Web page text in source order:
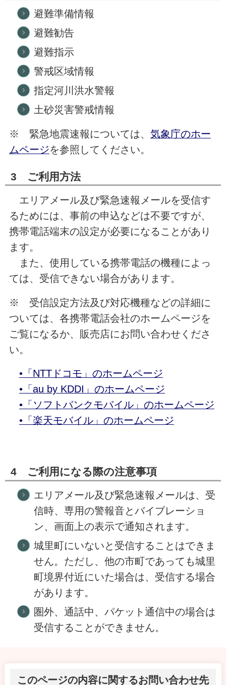
避難準備情報
避難勧告
避難指示
警戒区域情報
指定河川洪水警報
土砂災害警戒情報
※ 緊急地震速報については、 気象庁のホー
ムページを参照してください。
3 ご利用方法
エリアメール及び緊急速報メールを受信す
るためには、事前の申込などは不要ですが、
携帯電話端末の設定が必要になることがあり
ます。
また、使用している携帯電話の機種によっ
ては、受信できない場合があります。
※ 受信設定方法及び対応機種などの詳細に
ついては、各携帯電話会社のホームページを
ご覧になるか、販売店にお問い合わせくださ
い。
•「NTTドコモ」のホームページ
•「au by KDDI」のホームページ
•「ソフトバンクモバイル」のホームページ
•「楽天モバイル」のホームページ
4 ご利用になる際の注意事項
エリアメール及び緊急速報メールは、受
信時、専用の警報音とバイブレーショ
ン、画面上の表示で通知されます。
城里町にいないと受信することはできま
せん。ただし、他の市町であっても城里
町境界付近にいた場合は、受信する場合
があります。
圏外、通話中、パケット通信中の場合は
受信することができません。
このページの内容に関するお問い合わせ先